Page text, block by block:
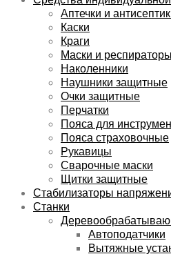
Аптечки и
Каски
Краги
Маски и респираторы
Наколенники
Наушники защитные
Очки защитные
Перчатки
Пояса для
Пояса страховочные
Рукавицы
Сварочные маски
Щитки защитные
Стабилизаторы
Станки
Автоподатчики
Вытяжные